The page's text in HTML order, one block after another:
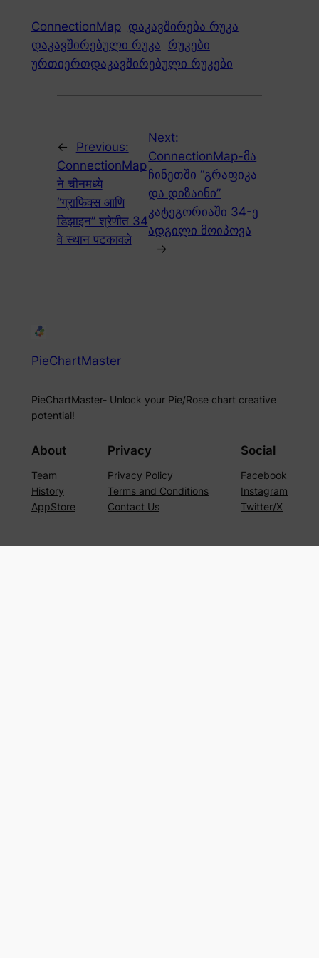
ConnectionMap დაკავშირება რუკა
დაკავშირებული რუკა რუკები
ურთიერთდაკავშირებული რუკები
←
Previous:
ConnectionMap
ने चीनमध्ये
“ग्राफिक्स आणि
डिझाइन” श्रेणीत 34
वे स्थान पटकावले
Next:
ConnectionMap-მა
ჩინეთში “გრაფიკა
და დიზაინი”
კატეგორიაში 34-ე
ადგილი მოიპოვა
→
PieChartMaster
PieChartMaster- Unlock your Pie/Rose chart creative
potential!
About
Team
History
AppStore
Privacy
Privacy Policy
Terms and Conditions
Contact Us
Social
Facebook
Instagram
Twitter/X